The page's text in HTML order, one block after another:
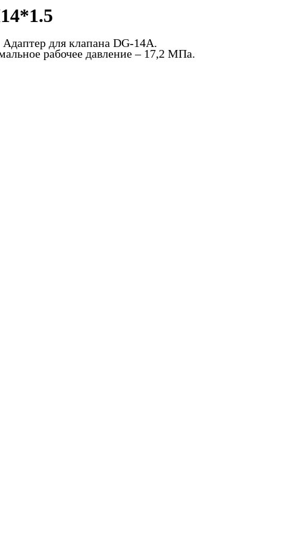
Адаптер для клапана DG-14A.
рабочее давление – 17,2 МПа.